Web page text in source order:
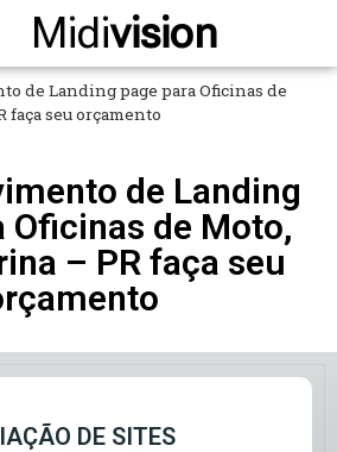
Midivision
de Landing page para Oficinas de
faça seu orçamento
de Landing
Oficinas de Moto,
– PR faça seu
DE SITES